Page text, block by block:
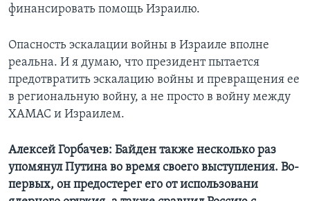
финансировать помощь Израилю.
Опасность эскалации войны в Израиле вполне
реальна. И я думаю, что президент пытается
предотвратить эскалацию войны и превращения ее
в региональную войну, а не просто в войну между
ХАМАС и Израилем.
Алексей Горбачев: Байден также несколько раз
упомянул Путина во время своего выступления. Во-
первых, он предостерег его от использовани